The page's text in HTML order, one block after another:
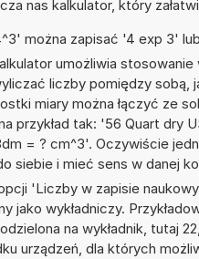
nas kalkulator, który
można zapisać '4 exp 3'
umożliwia
liczby pomiędzy sobą,
miary można łączyć ze
przykład tak: '56 Quart dry
= ? cm^3'. Oczywiście
siebie i mieć sens w danej
'Liczby w zapisie
jako wykładniczy.
na wykładnik, tutaj
urządzeń, dla których